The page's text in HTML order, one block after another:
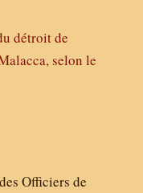
détroit de
selon le
Officiers de